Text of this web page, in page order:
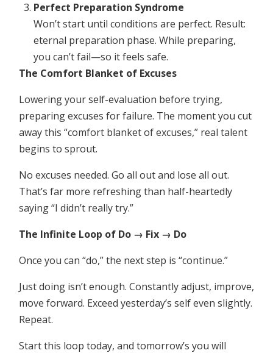
Perfect Preparation Syndrome
Won’t start until conditions are perfect. Result:
eternal preparation phase. While preparing,
you can’t fail—so it feels safe.
The Comfort Blanket of Excuses
Lowering your self-evaluation before trying,
preparing excuses for failure. The moment you cut
away this “comfort blanket of excuses,” real talent
begins to sprout.
No excuses needed. Go all out and lose all out.
That’s far more refreshing than half-heartedly
saying “I didn’t really try.”
The Infinite Loop of Do → Fix → Do
Once you can “do,” the next step is “continue.”
Just doing isn’t enough. Constantly adjust, improve,
move forward. Exceed yesterday’s self even slightly.
Repeat.
Start this loop today, and tomorrow’s you will